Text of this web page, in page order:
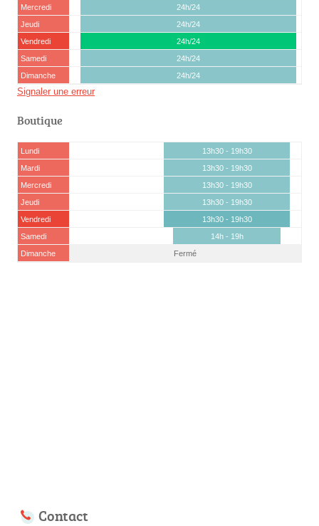
Mercredi
24h/24
Jeudi
24h/24
Vendredi
24h/24
Samedi
24h/24
Dimanche
24h/24
Signaler une erreur
Boutique
Lundi
13h30 - 19h30
Mardi
13h30 - 19h30
Mercredi
13h30 - 19h30
Jeudi
13h30 - 19h30
Vendredi
13h30 - 19h30
Samedi
14h - 19h
Dimanche
Fermé
Contact